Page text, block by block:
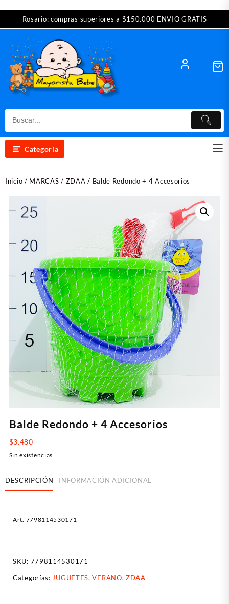
Rosario: compras superiores a $150.000 ENVIO GRATIS
Categoría
Inicio / MARCAS / ZDAA / Balde Redondo + 4 Accesorios
Balde Redondo + 4 Accesorios
$3.480
Sin existencias
DESCRIPCIÓN INFORMACIÓN ADICIONAL
Art. 7798114530171
SKU: 7798114530171
Categorías: JUGUETES,VERANO,ZDAA